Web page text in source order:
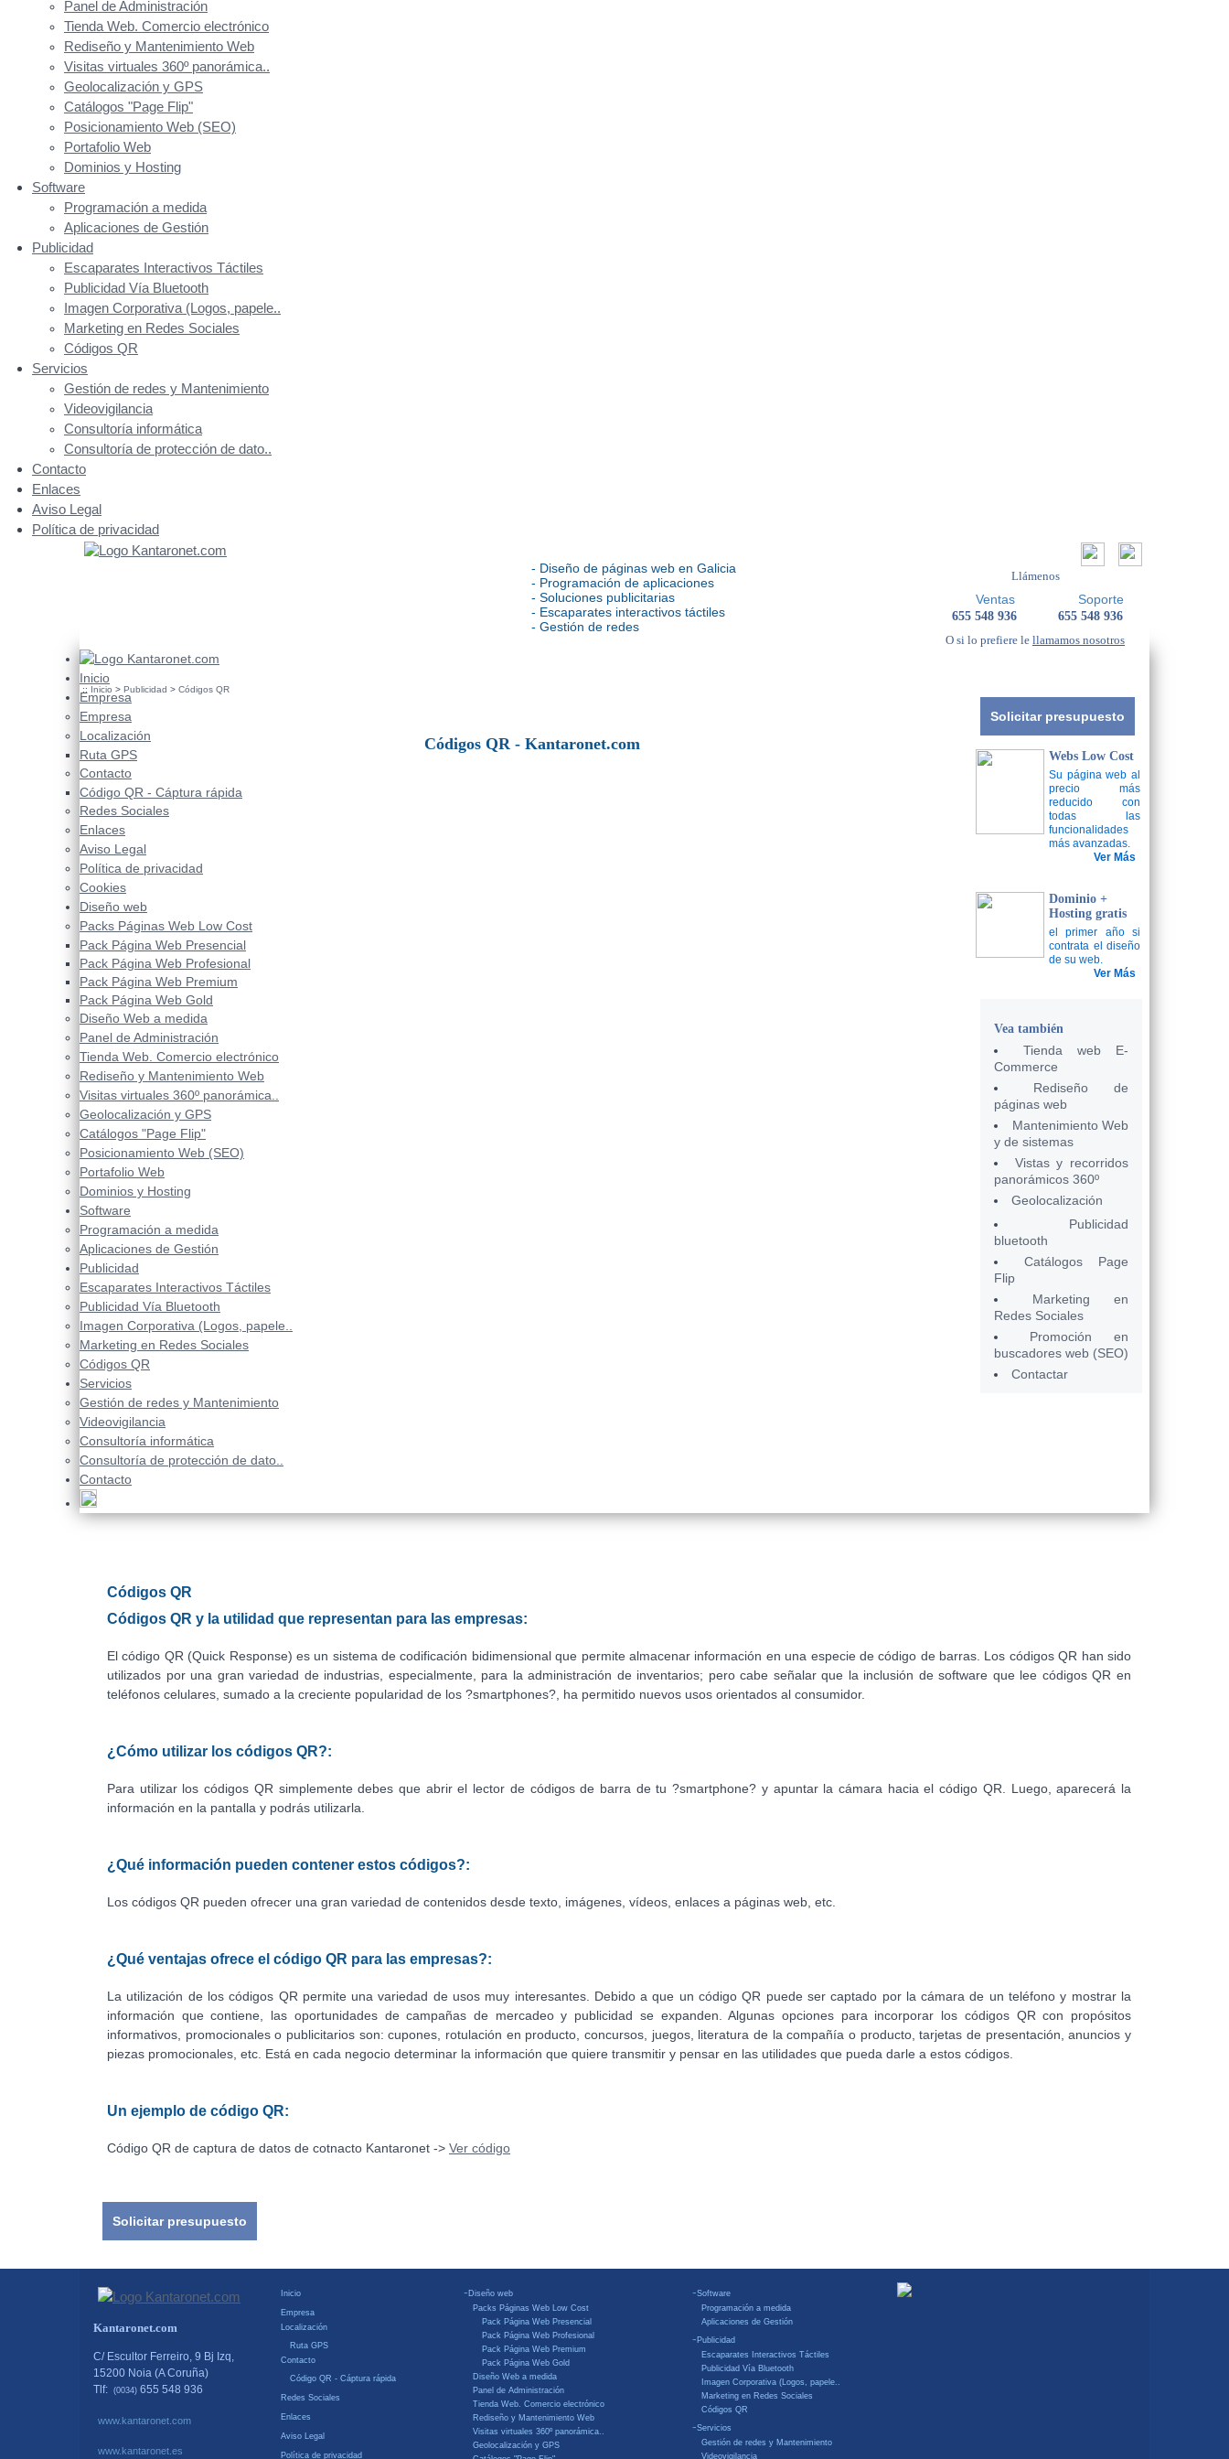
Panel de Administración
Tienda Web. Comercio electrónico
Rediseño y Mantenimiento Web
Visitas virtuales 360º panorámica..
Geolocalización y GPS
Catálogos "Page Flip"
Posicionamiento Web (SEO)
Portafolio Web
Dominios y Hosting
Software
Programación a medida
Aplicaciones de Gestión
Publicidad
Escaparates Interactivos Táctiles
Publicidad Vía Bluetooth
Imagen Corporativa (Logos, papele..
Marketing en Redes Sociales
Códigos QR
Servicios
Gestión de redes y Mantenimiento
Videovigilancia
Consultoría informática
Consultoría de protección de dato..
Contacto
Enlaces
Aviso Legal
Política de privacidad
- Diseño de páginas web en Galicia
- Programación de aplicaciones
- Soluciones publicitarias
- Escaparates interactivos táctiles
- Gestión de redes
Llámenos
Soporte
655 548 936
Ventas
655 548 936
O si lo prefiere le llamamos nosotros
Inicio
Empresa
Empresa
Localización
Ruta GPS
Contacto
Código QR - Cáptura rápida
Redes Sociales
Enlaces
Aviso Legal
Política de privacidad
Cookies
Diseño web
Packs Páginas Web Low Cost
Pack Página Web Presencial
Pack Página Web Profesional
Pack Página Web Premium
Pack Página Web Gold
Diseño Web a medida
Panel de Administración
Tienda Web. Comercio electrónico
Rediseño y Mantenimiento Web
Visitas virtuales 360º panorámica..
Geolocalización y GPS
Catálogos "Page Flip"
Posicionamiento Web (SEO)
Portafolio Web
Dominios y Hosting
Software
Programación a medida
Aplicaciones de Gestión
Publicidad
Escaparates Interactivos Táctiles
Publicidad Vía Bluetooth
Imagen Corporativa (Logos, papele..
Marketing en Redes Sociales
Códigos QR
Servicios
Gestión de redes y Mantenimiento
Videovigilancia
Consultoría informática
Consultoría de protección de dato..
Contacto
Solicitar presupuesto
Webs Low Cost
Su página web al
precio más
reducido con
todas las
funcionalidades
más avanzadas.
Ver Más
Dominio +
Hosting gratis
el primer año si
contrata el diseño
de su web.
Ver Más
Vea también
Tienda web E-
Commerce
Rediseño de
páginas web
Mantenimiento Web
y de sistemas
Vistas y recorridos
panorámicos 360º
Geolocalización
Publicidad
bluetooth
Catálogos Page
Flip
Marketing en
Redes Sociales
Promoción en
buscadores web (SEO)
Contactar
:: Inicio > Publicidad > Códigos QR
Códigos QR - Kantaronet.com
Códigos QR
Códigos QR y la utilidad que representan para las empresas:
El código QR (Quick Response) es un sistema de codificación bidimensional que permite almacenar información en una especie de código de barras. Los códigos QR han sido
utilizados por una gran variedad de industrias, especialmente, para la administración de inventarios; pero cabe señalar que la inclusión de software que lee códigos QR en
teléfonos celulares, sumado a la creciente popularidad de los ?smartphones?, ha permitido nuevos usos orientados al consumidor.
¿Cómo utilizar los códigos QR?:
Para utilizar los códigos QR simplemente debes que abrir el lector de códigos de barra de tu ?smartphone? y apuntar la cámara hacia el código QR. Luego, aparecerá la
información en la pantalla y podrás utilizarla.
¿Qué información pueden contener estos códigos?:
Los códigos QR pueden ofrecer una gran variedad de contenidos desde texto, imágenes, vídeos, enlaces a páginas web, etc.
¿Qué ventajas ofrece el código QR para las empresas?:
La utilización de los códigos QR permite una variedad de usos muy interesantes. Debido a que un código QR puede ser captado por la cámara de un teléfono y mostrar la
información que contiene, las oportunidades de campañas de mercadeo y publicidad se expanden. Algunas opciones para incorporar los códigos QR con propósitos
informativos, promocionales o publicitarios son: cupones, rotulación en producto, concursos, juegos, literatura de la compañía o producto, tarjetas de presentación, anuncios y
piezas promocionales, etc. Está en cada negocio determinar la información que quiere transmitir y pensar en las utilidades que pueda darle a estos códigos.
Un ejemplo de código QR:
Código QR de captura de datos de cotnacto Kantaronet -> Ver código
Solicitar presupuesto
Kantaronet.com
C/ Escultor Ferreiro, 9 Bj Izq,
15200 Noia (A Coruña)
Tlf: (0034) 655 548 936
www.kantaronet.com
www.kantaronet.es
Inicio
Empresa
Localización
Ruta GPS
Contacto
Código QR - Cáptura rápida
Redes Sociales
Enlaces
Aviso Legal
Política de privacidad
- Diseño web
Packs Páginas Web Low Cost
Pack Página Web Presencial
Pack Página Web Profesional
Pack Página Web Premium
Pack Página Web Gold
Diseño Web a medida
Panel de Administración
Tienda Web. Comercio electrónico
Rediseño y Mantenimiento Web
Visitas virtuales 360º panorámica..
Geolocalización y GPS
-Software
Programación a medida
Aplicaciones de Gestión
- Publicidad
Escaparates Interactivos Táctiles
Publicidad Vía Bluetooth
Imagen Corporativa (Logos, papele..
Marketing en Redes Sociales
Códigos QR
-Servicios
Gestión de redes y Mantenimiento
Videovigilancia